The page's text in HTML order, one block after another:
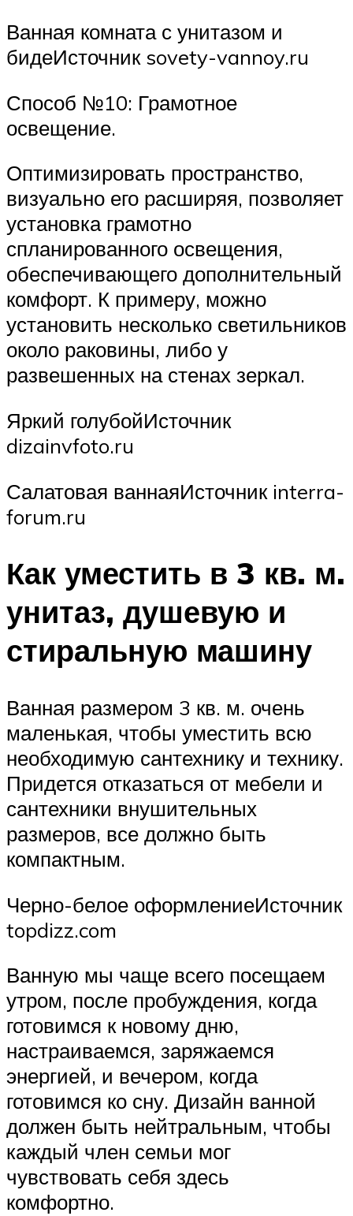
Ванная комната с унитазом и
бидеИсточник sovety-vannoy.ru
Способ №10: Грамотное
освещение.
Оптимизировать пространство,
визуально его расширяя, позволяет
установка грамотно
спланированного освещения,
обеспечивающего дополнительный
комфорт. К примеру, можно
установить несколько светильников
около раковины, либо у
развешенных на стенах зеркал.
Яркий голубойИсточник
dizainvfoto.ru
Салатовая ваннаяИсточник interra-
forum.ru
Как уместить в 3 кв. м.
унитаз, душевую и
стиральную машину
Ванная размером 3 кв. м. очень
маленькая, чтобы уместить всю
необходимую сантехнику и технику.
Придется отказаться от мебели и
сантехники внушительных
размеров, все должно быть
компактным.
Черно-белое оформлениеИсточник
topdizz.com
Ванную мы чаще всего посещаем
утром, после пробуждения, когда
готовимся к новому дню,
настраиваемся, заряжаемся
энергией, и вечером, когда
готовимся ко сну. Дизайн ванной
должен быть нейтральным, чтобы
каждый член семьи мог
чувствовать себя здесь
комфортно.